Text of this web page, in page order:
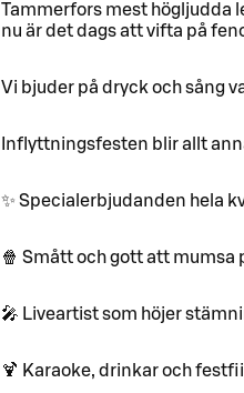
Tammerfors mest högljudda
nu är det dags att vifta på
Vi bjuder på dryck och sång
Inflyttningsfesten blir allt
✨ Specialerbjudanden hela
🍿 Smått och gott att mumsa
🎤 Liveartist som höjer
🍹 Karaoke, drinkar och